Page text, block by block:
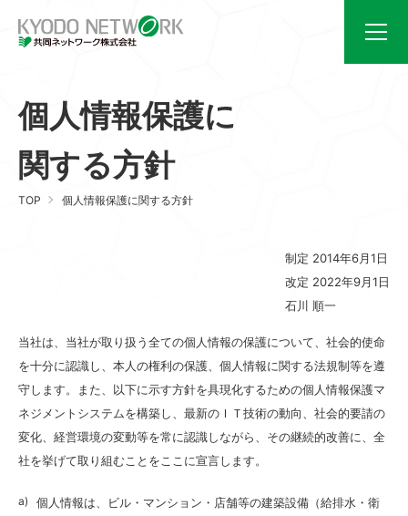
業務案内
CSR活動
お問い合わせ
個人情報保護に
関する方針
TOP 個人情報保護に関する方針
制定 2014年6月1日
改定 2022年9月1日
石川 順一
当社は、当社が取り扱う全ての個人情報の保護について、社会的使命
を十分に認識し、本人の権利の保護、個人情報に関する法規制等を遵
守します。また、以下に示す方針を具現化するための個人情報保護マ
ネジメントシステムを構築し、最新のＩＴ技術の動向、社会的要請の
変化、経営環境の変動等を常に認識しながら、その継続的改善に、全
社を挙げて取り組むことをここに宣言します。
個人情報は、ビル・マンション・店舗等の建築設備（給排水・衛